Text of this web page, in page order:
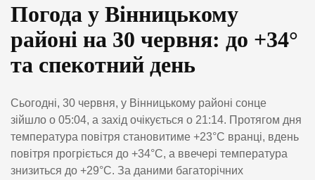
Погода у Вінницькому
районі на 30 червня: до +34°
та спекотний день
Сьогодні, 30 червня, у Вінницькому районі сонце
зійшло о 05:04, а захід очікується о 21:14. Протягом дня
температура повітря становитиме +23°C вранці, вдень
повітря прогріється до +34°C, а ввечері температура
знизиться до +29°C. За даними багаторічних